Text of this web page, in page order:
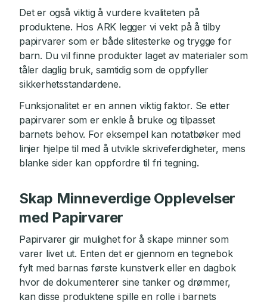
Det er også viktig å vurdere kvaliteten på
produktene. Hos ARK legger vi vekt på å tilby
papirvarer som er både slitesterke og trygge for
barn. Du vil finne produkter laget av materialer som
tåler daglig bruk, samtidig som de oppfyller
sikkerhetsstandardene.
Funksjonalitet er en annen viktig faktor. Se etter
papirvarer som er enkle å bruke og tilpasset
barnets behov. For eksempel kan notatbøker med
linjer hjelpe til med å utvikle skriveferdigheter, mens
blanke sider kan oppfordre til fri tegning.
Skap Minneverdige Opplevelser
med Papirvarer
Papirvarer gir mulighet for å skape minner som
varer livet ut. Enten det er gjennom en tegnebok
fylt med barnas første kunstverk eller en dagbok
hvor de dokumenterer sine tanker og drømmer,
kan disse produktene spille en rolle i barnets